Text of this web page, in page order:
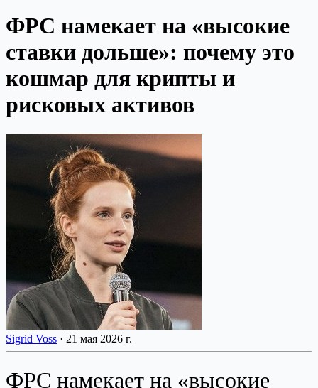
ФРС намекает на «высокие
ставки дольше»: почему это
кошмар для крипты и
рисковых активов
Sigrid Voss · 21 мая 2026 г.
ФРС намекает на «высокие